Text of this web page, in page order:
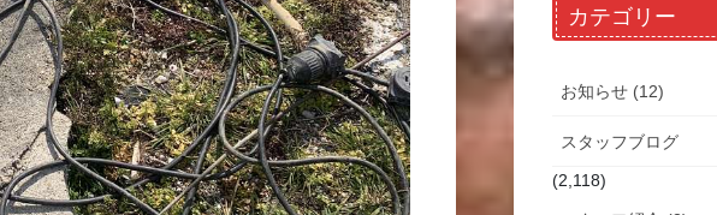
カテゴリー
お知らせ (12)
スタッフブログ
(2,118)